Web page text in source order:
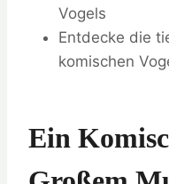
Vogels
Entdecke die
komischen
Ein